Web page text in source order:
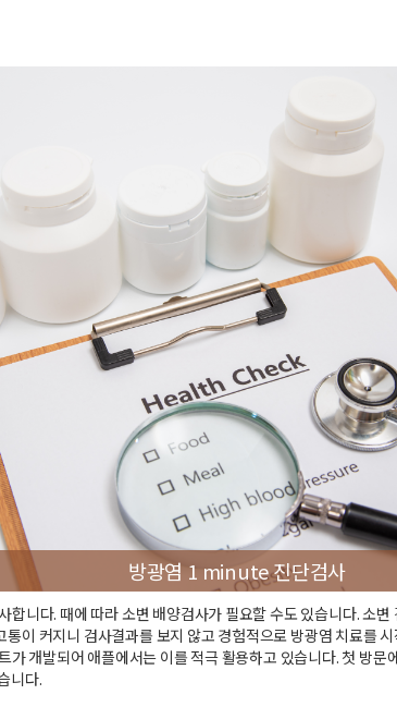
방광염 1 minute 진단검사
니다. 때에 따라 소변 배양검사가 필요할 수도 있습니다. 소
이 커지니 검사결과를 보지 않고 경험적으로 방광염 치료를
개발되어 애플에서는 이를 적극 활용하고 있습니다. 첫 방문
니다.